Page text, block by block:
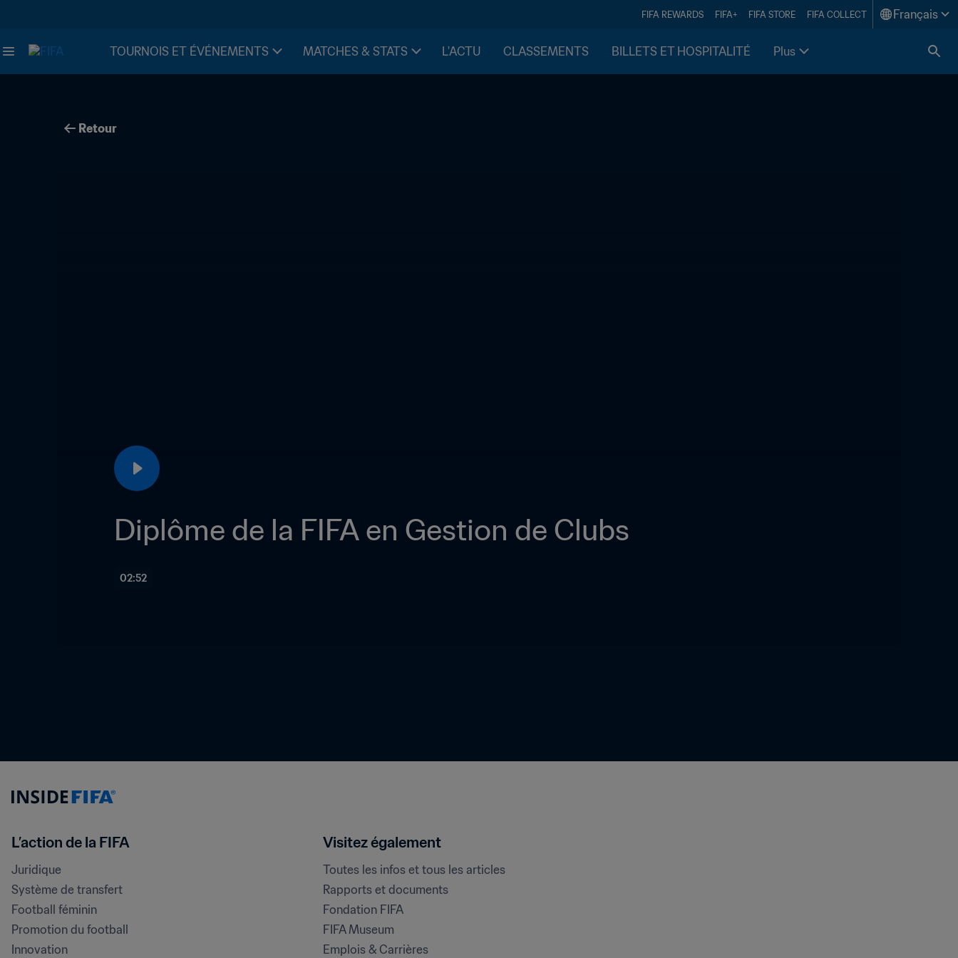
FIFA REWARDS FIFA+ FIFA STORE FIFA COLLECT Français
TOURNOIS ET ÉVÉNEMENTS MATCHES & STATS L'ACTU CLASSEMENTS BILLETS ET HOSPITALITÉ Plus
Retour
Diplôme de la FIFA en Gestion de Clubs
02:52
L’action de la FIFA
Juridique
Système de transfert
Football féminin
Promotion du football
Innovation
Visitez également
Toutes les infos et tous les articles
Rapports et documents
Fondation FIFA
FIFA Museum
Emplois & Carrières